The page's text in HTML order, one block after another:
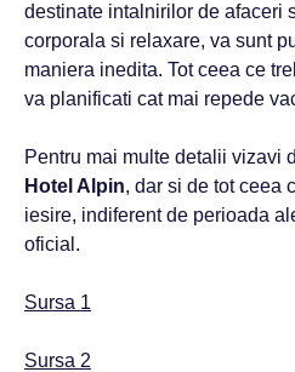
destinate intalnirilor de afaceri
corporala si relaxare, va sunt
maniera inedita. Tot ceea ce
va planificati cat mai repede
Pentru mai multe detalii vizavi
Hotel Alpin, dar si de tot ceea
iesire, indiferent de perioada
oficial.
Sursa 1
Sursa 2